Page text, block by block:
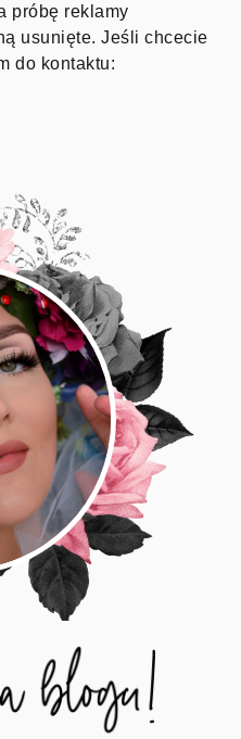
próbę reklamy
usunięte. Jeśli chcecie
do kontaktu: